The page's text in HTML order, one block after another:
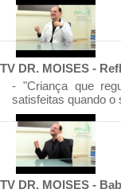
TV DR. MOISES -
- "Criança que
satisfeitas quando o
TV DR. MOISES -